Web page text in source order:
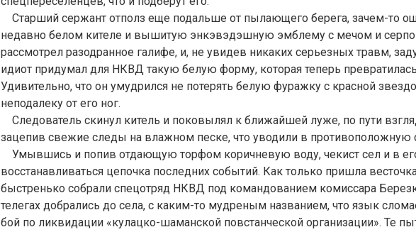
Старший сержант отполз еще подальше от пылающего берега, зачем-то
недавно белом кителе и вышитую энкэвэдэшную эмблему с мечом и
рассмотрел разодранное галифе, и, не увидев никаких серьезных травм,
идиот придумал для НКВД такую белую форму, которая теперь
Удивительно, что он умудрился не потерять белую фуражку с красной
неподалеку от его ног.
Следователь скинул китель и поковылял к ближайшей луже, по пути
зацепив свежие следы на влажном песке, что уводили в противоположную
Умывшись и попив отдающую торфом коричневую воду, чекист сел и в
восстанавливаться цепочка последних событий. Как только пришла
быстренько собрали спецотряд НКВД под командованием комиссара
телегах добрались до села, с каким-то мудреным названием, что язык
бой по ликвидации «кулацко-шаманской повстанческой организации». Те